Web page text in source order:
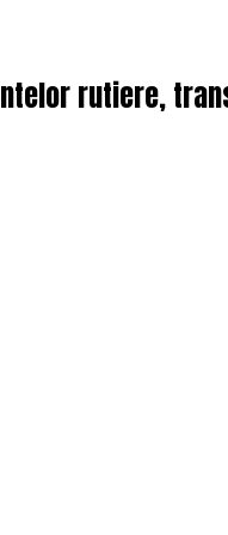
rutiere,